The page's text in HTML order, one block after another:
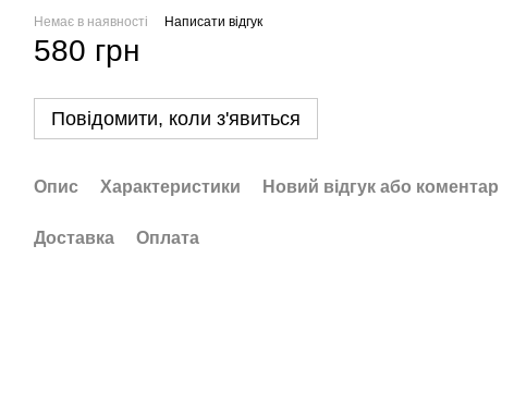
Немає в наявності Написати відгук
580 грн
Повідомити, коли з'явиться
Опис Характеристики Новий відгук або коментар
Доставка Оплата